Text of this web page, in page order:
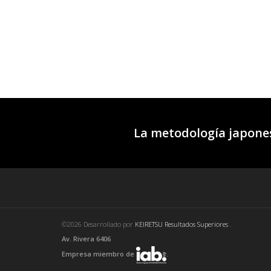
La metodología
©2026 Desarrollado por KEIRETSU Resultados Superiores .
Av. Rivera 6406
Empresa miembro de
.